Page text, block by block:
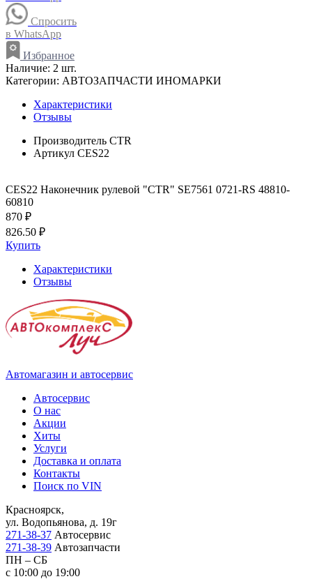
Спросить
в WhatsApp
Избранное
Наличие: 2 шт.
Категории: АВТОЗАПЧАСТИ ИНОМАРКИ
Характеристики
Отзывы
Производитель CTR
Артикул CES22
CES22 Наконечник рулевой "CTR" SE7561 0721-RS 48810-
60810
870 ₽
826.50 ₽
Купить
Характеристики
Отзывы
Автомагазин и автосервис
Автосервис
О нас
Акции
Хиты
Услуги
Доставка и оплата
Контакты
Поиск по VIN
Красноярск,
ул. Водопьянова, д. 19г
271-38-37 Автосервис
271-38-39 Автозапчасти
ПН – СБ
с 10:00 до 19:00